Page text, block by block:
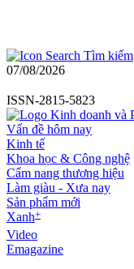
Tìm kiếm
07/08/2026
ISSN-2815-5823
Vấn đề hôm nay
Kinh tế
Khoa học & Công nghệ
Cẩm nang thương hiệu
Làm giàu - Xưa nay
Sản phẩm mới
Xanh+
Video
Emagazine